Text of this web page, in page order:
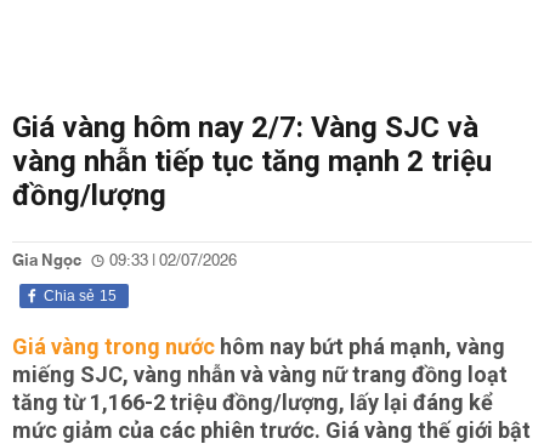
Giá vàng hôm nay 2/7: Vàng SJC và
vàng nhẫn tiếp tục tăng mạnh 2 triệu
đồng/lượng
Gia Ngọc 09:33 | 02/07/2026
15
Chia sẻ
Giá vàng trong nước hôm nay bứt phá mạnh, vàng
miếng SJC, vàng nhẫn và vàng nữ trang đồng loạt
tăng từ 1,166-2 triệu đồng/lượng, lấy lại đáng kể
mức giảm của các phiên trước. Giá vàng thế giới bật